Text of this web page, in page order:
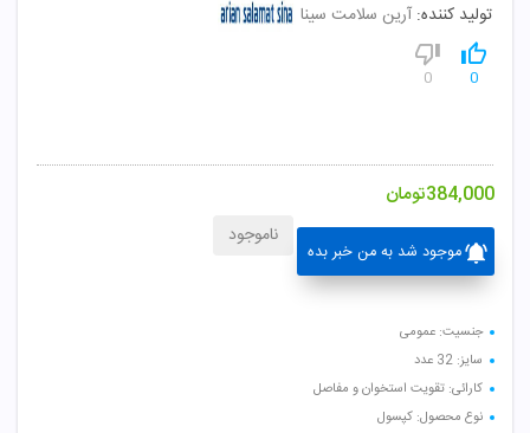
تولید کننده: آرین سلامت سینا
0
0
384,000تومان
موجود شد به من خبر بده
ناموجود
جنسیت: عمومی
سایز: 32 عدد
کارائی: تقویت استخوان و مفاصل
نوع محصول: کپسول